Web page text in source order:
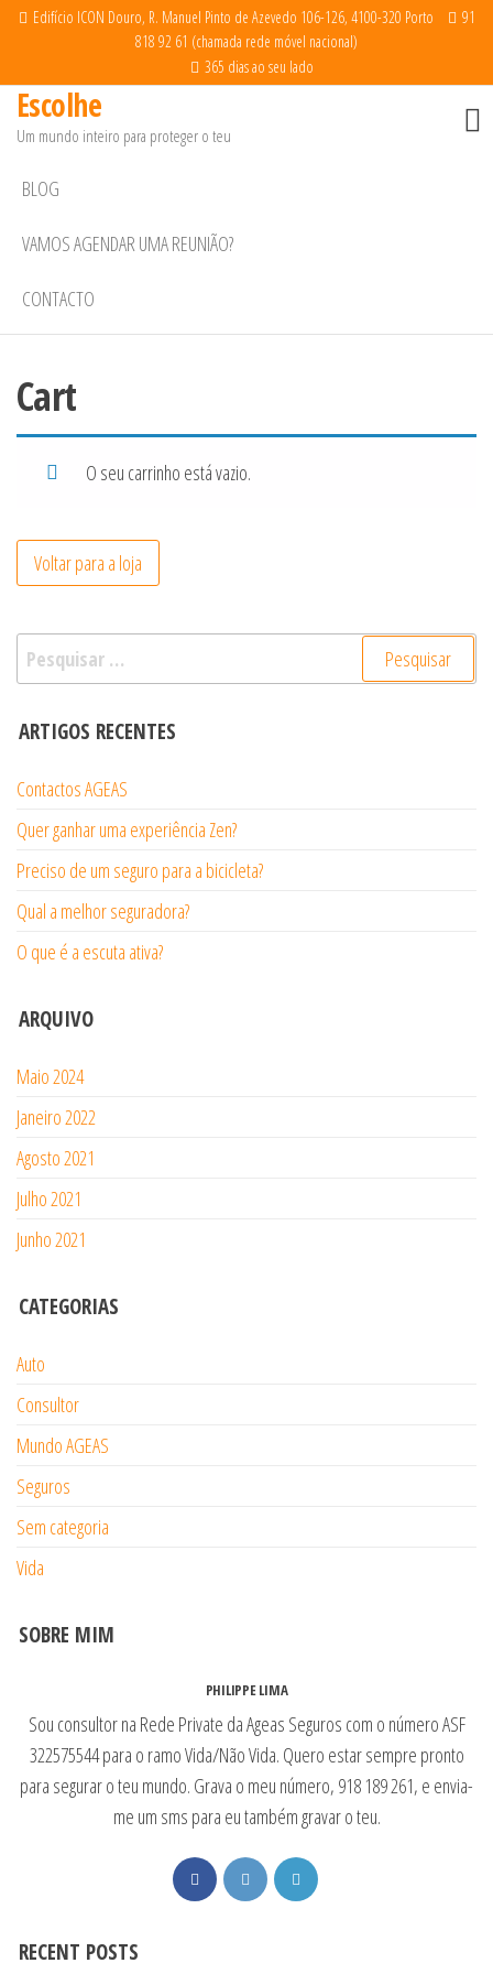
Saltar
conteúdo
Edifício ICON Douro, R. Manuel Pinto de Azevedo 106-126, 4100-320 Porto
91
818 92 61 (chamada rede móvel nacional)
365 dias ao seu lado
Escolhe
Um mundo inteiro para proteger o teu
BLOG
VAMOS AGENDAR UMA REUNIÃO?
CONTACTO
Cart
O seu carrinho está vazio.
Voltar para a loja
Pesquisar
por:
ARTIGOS RECENTES
Contactos AGEAS
Quer ganhar uma experiência Zen?
Preciso de um seguro para a bicicleta?
Qual a melhor seguradora?
O que é a escuta ativa?
ARQUIVO
Maio 2024
Janeiro 2022
Agosto 2021
Julho 2021
Junho 2021
CATEGORIAS
Auto
Consultor
Mundo AGEAS
Seguros
Sem categoria
Vida
SOBRE MIM
PHILIPPE LIMA
Sou consultor na Rede Private da Ageas Seguros com o número ASF
322575544 para o ramo Vida/Não Vida. Quero estar sempre pronto
para segurar o teu mundo. Grava o meu número, 918 189 261, e envia-
me um sms para eu também gravar o teu.
RECENT POSTS